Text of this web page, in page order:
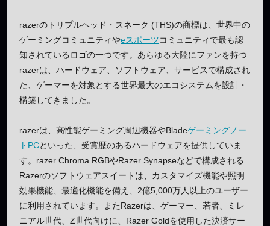
razerのトリプルヘッド・スネーク (THS)の商標は、世界中の
ゲーミングコミュニティやeスポーツコミュニティで最も認
知されているロゴの一つです。あらゆる大陸にファンを持つ
razerは、ハードウェア、ソフトウェア、サービスで構成され
た、ゲーマーを対象とする世界最大のエコシステムを設計・
構築してきました。
razerは、高性能ゲーミング周辺機器やBladeゲーミングノー
トPCといった、受賞歴のあるハードウェアを提供していま
す。razer Chroma RGBやRazer Synapseなどで構成される
Razerのソフトウェアスイートは、カスタマイズ機能や照明
効果機能、最適化機能を備え、2億5,000万人以上のユーザー
に利用されています。またRazerは、ゲーマー、若者、ミレ
ニアル世代、Z世代向けに、Razer Goldを使用した決済サー